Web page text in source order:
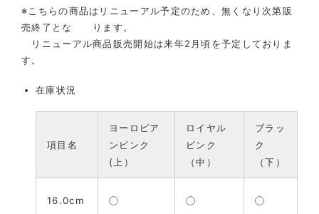
※こちらの商品はリニューアル予定のため、無くなり次第販
売終了とな ります。
リニューアル商品販売開始は来年2月頃を予定しておりま
す。
在庫状況
項目名
ヨーロピア
ンピンク
(上）
ロイヤル
ピンク
（中）
ブラッ
ク
（下）
16.0cm